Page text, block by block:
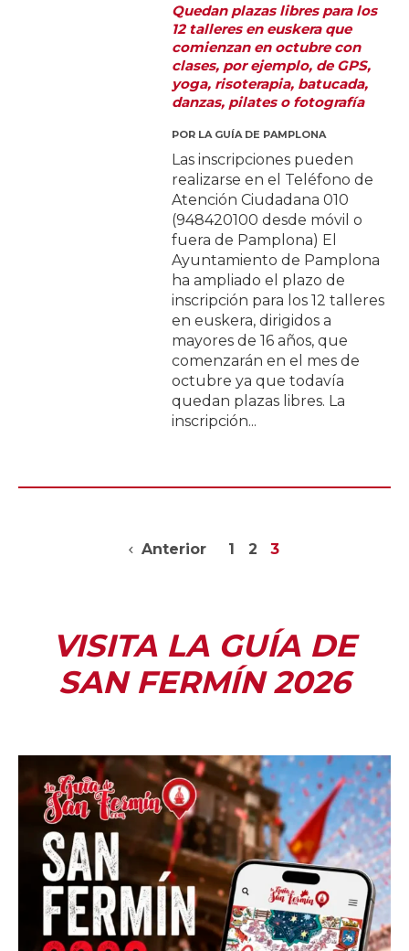
Quedan plazas libres para los
12 talleres en euskera que
comienzan en octubre con
clases, por ejemplo, de GPS,
yoga, risoterapia, batucada,
danzas, pilates o fotografía
POR LA GUÍA DE PAMPLONA
Las inscripciones pueden
realizarse en el Teléfono de
Atención Ciudadana 010
(948420100 desde móvil o
fuera de Pamplona) El
Ayuntamiento de Pamplona
ha ampliado el plazo de
inscripción para los 12 talleres
en euskera, dirigidos a
mayores de 16 años, que
comenzarán en el mes de
octubre ya que todavía
quedan plazas libres. La
inscripción...
Anterior 1 2 3
VISITA LA GUÍA DE
SAN FERMÍN 2026